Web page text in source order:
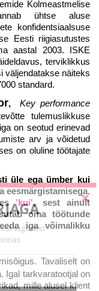
Kolmeastmelise
ühtse aluse
konfidentsiaalsuse
Eesti riigiasutustes
aastal 2003. ISKE
terviklikkus
väljendatakse näiteks
standard.
,Key performance
tulemuslikkuse
on seotud erinevad
arv ja võidetud
on oluline töötajate
üle ega ümber kui
eesmärgistamisega.
'kui', sest ainult
oma töötunde
iga võimalikku
Tavaliselt on
Igal tarkvaratootjal on
mille alusel klient
lugudest